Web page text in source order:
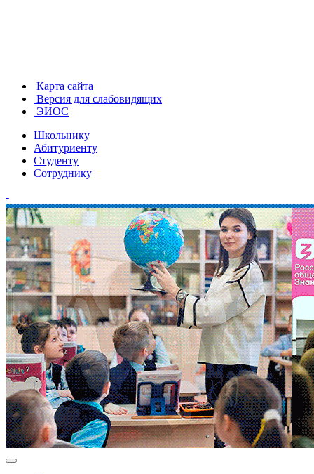
Карта сайта
Версия для слабовидящих
ЭИОС
Школьнику
Абитуриенту
Студенту
Сотруднику
-